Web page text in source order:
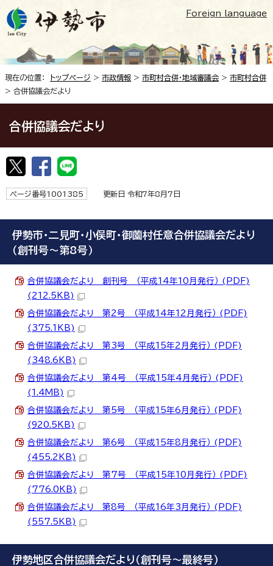
Foreign language
現在の位置： トップページ > 市政情報 > 市町村合併・地域審議会 > 市町村合併
> 合併協議会だより
合併協議会だより
ページ番号1001385 更新日 令和7年8月7日
伊勢市・二見町・小俣町・御薗村任意合併協議会だより
（創刊号～第8号）
合併協議会だより 創刊号 （平成14年10月発行） (PDF)
(212.5KB)
合併協議会だより 第2号 （平成14年12月発行） (PDF)
(375.1KB)
合併協議会だより 第3号 （平成15年2月発行） (PDF)
(348.6KB)
合併協議会だより 第4号 （平成15年4月発行） (PDF)
(1.4MB)
合併協議会だより 第5号 （平成15年6月発行） (PDF)
(920.5KB)
合併協議会だより 第6号 （平成15年8月発行） (PDF)
(455.2KB)
合併協議会だより 第7号 （平成15年10月発行） (PDF)
(776.0KB)
合併協議会だより 第8号 （平成16年3月発行） (PDF)
(557.5KB)
伊勢地区合併協議会だより（創刊号～最終号）